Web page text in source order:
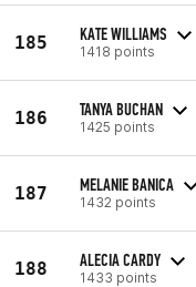
185 KATE WILLIAMS
1418 points
186 TANYA BUCHAN
1425 points
187 MELANIE BANICA
1432 points
188 ALECIA CARDY
1433 points